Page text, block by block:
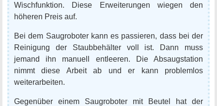
Wischfunktion. Diese Erweiterungen wiegen den
höheren Preis auf.
Bei dem Saugroboter kann es passieren, dass bei der
Reinigung der Staubbehälter voll ist. Dann muss
jemand ihn manuell entleeren. Die Absaugstation
nimmt diese Arbeit ab und er kann problemlos
weiterarbeiten.
Gegenüber einem Saugroboter mit Beutel hat der